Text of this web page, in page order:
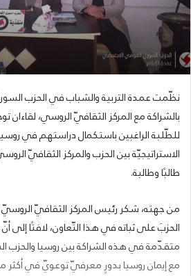
نظّمت عمدة التربية والشباب في الحزب
بالشراكة مع المركز الثقافيّ الروسي، لقاءان
للطّلبة الراغبين باستكمال دراستهم في
طالبًا وطالبة.
من جهته، شكر رئيس المركز الثقافيّ
الحزبَ على ثباته في هذا التّعاون، لافتًا إلى
متقدّمة في هذه الشراكة بين روسيا والحزب
مع إيمان روسيا بدورٍ معرفيّ توعويّ في أكثر